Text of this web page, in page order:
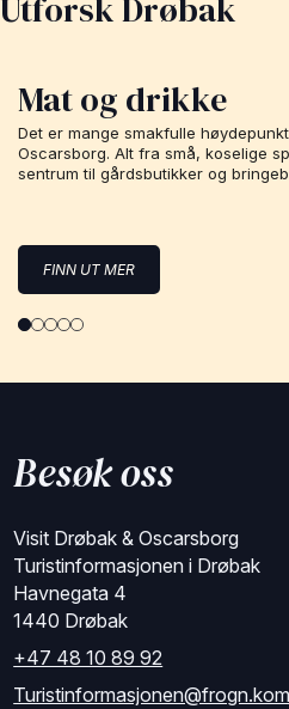
Utforsk Drøbak
Mat og drikke
Det er mange smakfulle
Oscarsborg. Alt fra små, koselige
sentrum til gårdsbutikker og
FINN UT MER
Besøk oss
Visit Drøbak & Oscarsborg
Turistinformasjonen i Drøbak
Havnegata 4
1440 Drøbak
+47 48 10 89 92